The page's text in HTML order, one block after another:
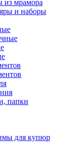
из мрамора
и наборы
папки
для купюр